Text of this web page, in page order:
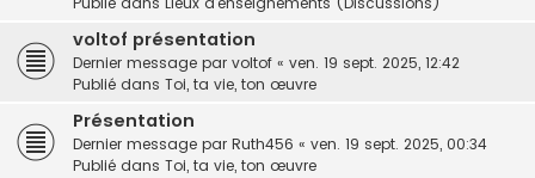
voltof présentation
Dernier message par voltof « ven. 19 sept. 2025, 12:42
Publié dans Toi, ta vie, ton œuvre
Présentation
Dernier message par Ruth456 « ven. 19 sept. 2025, 00:34
Publié dans Toi, ta vie, ton œuvre